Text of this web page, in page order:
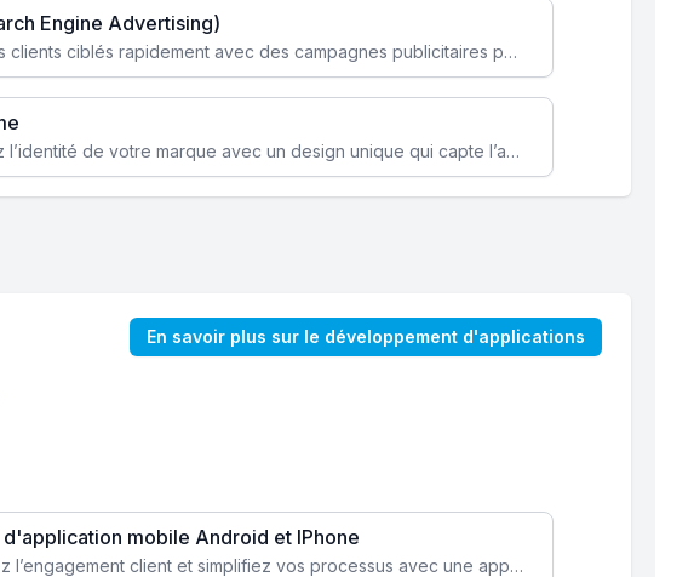
Engine Advertising)
Attirez des clients ciblés rapidement avec des campagnes publicitaires payantes optimisées pour vos objectifs.
Renforcez l’identité de votre marque avec un design unique qui capte l’attention et engage vos clients.
En savoir plus sur le développement d'applications
mobile Android et IPhone
Augmentez l’engagement client et simplifiez vos processus avec une application mobile sur mesure, disponible sur iOS et Android.